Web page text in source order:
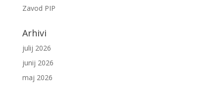
Zavod PIP
Arhivi
julij 2026
junij 2026
maj 2026